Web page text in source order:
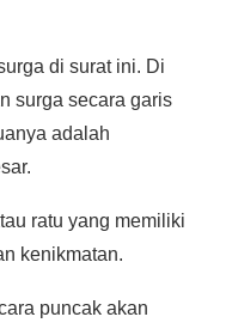
di surat ini. Di
surga secara garis
adalah
ratu yang memiliki
kenikmatan.
puncak akan